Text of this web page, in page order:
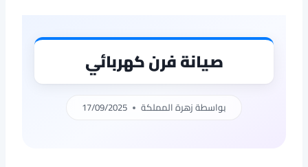
صيانة فرن كهربائي
بواسطةزهرة المملكة 17/09/2025